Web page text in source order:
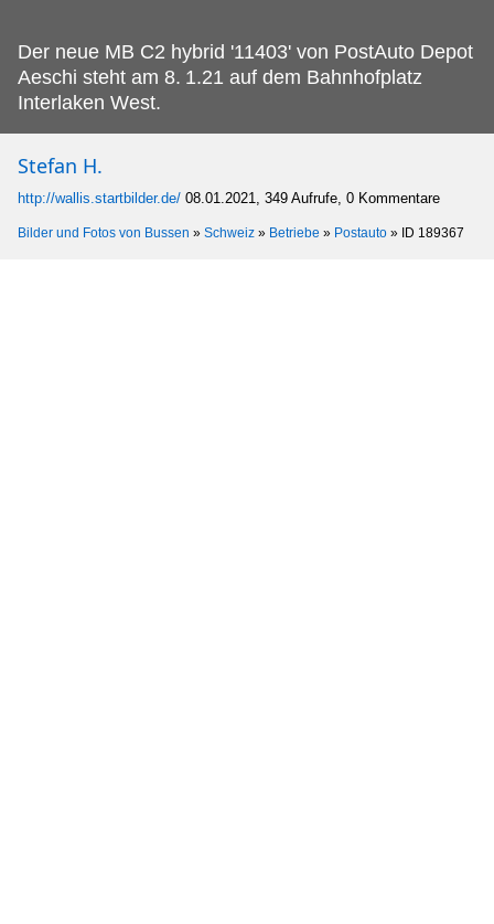
Der neue MB C2 hybrid '11403' von PostAuto Depot
Aeschi steht am 8. 1.21 auf dem Bahnhofplatz
Interlaken West.
Stefan H.
http://wallis.startbilder.de/ 08.01.2021, 349 Aufrufe, 0 Kommentare
Bilder und Fotos von Bussen » Schweiz » Betriebe » Postauto » ID 189367